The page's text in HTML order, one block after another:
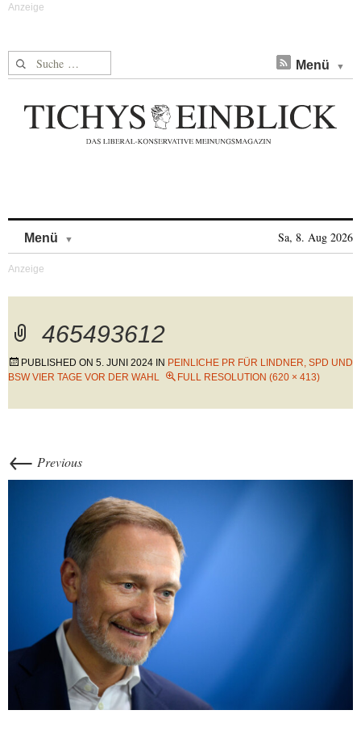
Suche nach: Menü
Menü Sa, 8. Aug 2026
465493612
PUBLISHED ON 5. JUNI 2024 IN PEINLICHE PR FÜR LINDNER, SPD UND
BSW VIER TAGE VOR DER WAHL
FULL RESOLUTION (620 × 413)
← Previous